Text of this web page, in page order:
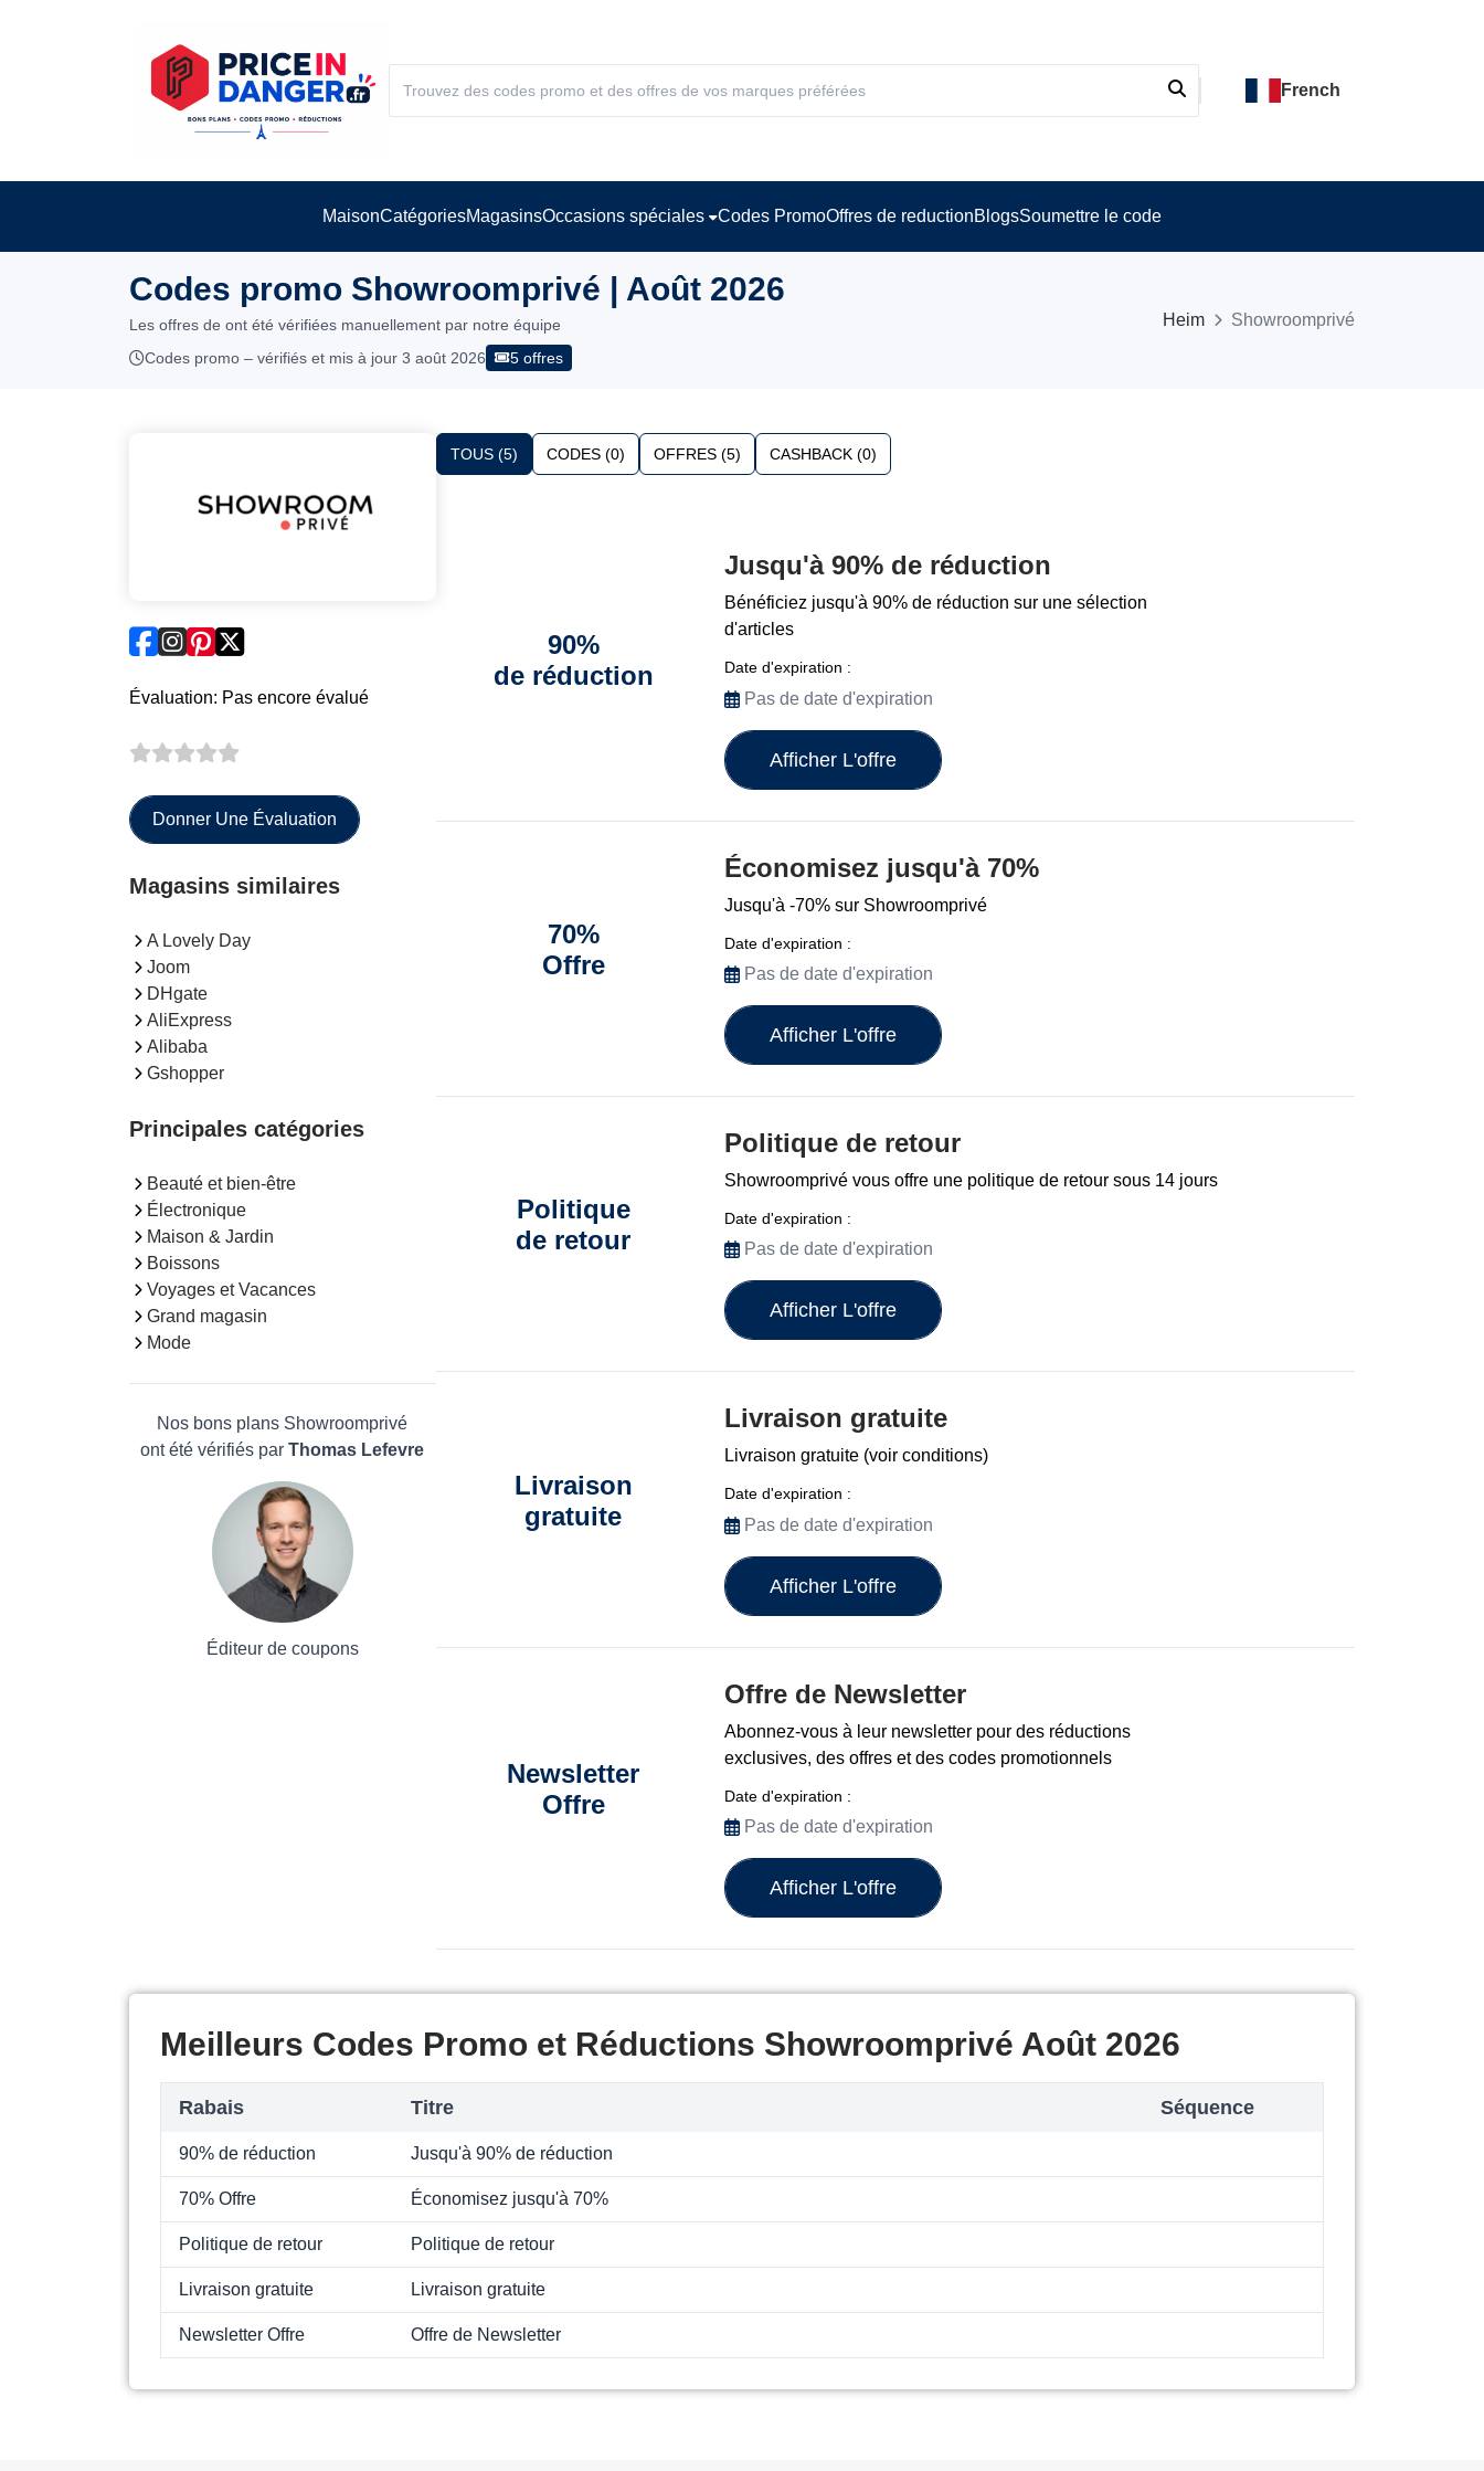
French
MaisonCatégoriesMagasinsOccasions spéciales Codes PromoOffres de reductionBlogsSoumettre le code
Codes promo Showroomprivé | Août 2026
Les offres de ont été vérifiées manuellement par notre équipe
Codes promo – vérifiés et mis à jour 3 août 2026
5 offres
Heim Showroomprivé
Évaluation: Pas encore évalué
Donner Une Évaluation
Magasins similaires
A Lovely Day
Joom
DHgate
AliExpress
Alibaba
Gshopper
Principales catégories
Beauté et bien-être
Électronique
Maison & Jardin
Boissons
Voyages et Vacances
Grand magasin
Mode
Nos bons plans Showroomprivé
ont été vérifiés parThomas Lefevre
Éditeur de coupons
TOUS (5) CODES (0) OFFRES (5) CASHBACK (0)
90%
de réduction
Jusqu'à 90% de réduction
Bénéficiez jusqu'à 90% de réduction sur une sélection
d'articles
Date d'expiration :
Pas de date d'expiration
Afficher L'offre
70%
Offre
Économisez jusqu'à 70%
Jusqu'à -70% sur Showroomprivé
Date d'expiration :
Pas de date d'expiration
Afficher L'offre
Politique
de retour
Politique de retour
Showroomprivé vous offre une politique de retour sous 14 jours
Date d'expiration :
Pas de date d'expiration
Afficher L'offre
Livraison
gratuite
Livraison gratuite
Livraison gratuite (voir conditions)
Date d'expiration :
Pas de date d'expiration
Afficher L'offre
Newsletter
Offre
Offre de Newsletter
Abonnez-vous à leur newsletter pour des réductions
exclusives, des offres et des codes promotionnels
Date d'expiration :
Pas de date d'expiration
Afficher L'offre
Meilleurs Codes Promo et Réductions Showroomprivé Août 2026
Rabais Titre Séquence
90% de réduction Jusqu'à 90% de réduction
70% Offre Économisez jusqu'à 70%
Politique de retour Politique de retour
Livraison gratuite Livraison gratuite
Newsletter Offre Offre de Newsletter